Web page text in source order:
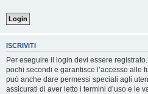
ISCRIVITI
Per eseguire il login devi essere
pochi secondi e garantisce l’accesso alle
può anche dare permessi speciali agli
assicurati di aver letto i termini d’uso e le